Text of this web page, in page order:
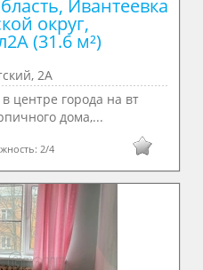
Ивантеевка
округ,
(31.6 м²)
2А
цeнтре города на вт
дома,...
2/4